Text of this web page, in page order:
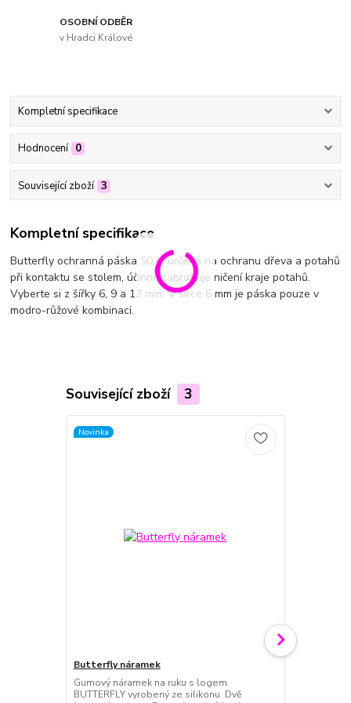
OSOBNÍ ODBĚR
v Hradci Králové
Kompletní specifikace
Hodnocení 0
Související zboží 3
Kompletní specifikace
Butterfly ochranná páska 50 m určená na ochranu dřeva a potahů
při kontaktu se stolem, účinně zabraňuje ničení kraje potahů.
Vyberte si z šířky 6, 9 a 12 mm. V šířce 6 mm je páska pouze v
modro-růžové kombinaci.
Související zboží 3
Novinka
Butterfly náramek
Gumový náramek na ruku s logem
BUTTERFLY vyrobený ze silikonu. Dvě